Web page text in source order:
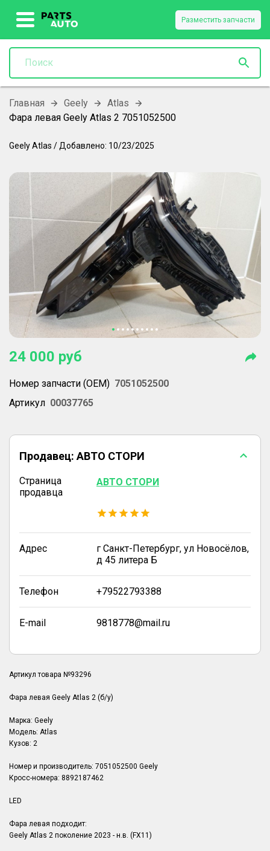
Разместить запчасти
Главная Geely
Atlas
Фара левая Geely Atlas 2 7051052500
GeelyAtlas / Добавлено: 10/23/2025
24 000 руб
Номер запчасти (OEM) 7051052500
Артикул 00037765
Продавец: АВТО СТОРИ
Страница
продавца
АВТО СТОРИ
Адрес
г Санкт-Петербург, ул Новосёлов,
д 45 литера Б
Телефон +79522793388
E-mail 9818778@mail.ru
Артикул товара №93296
Фара левая Geely Atlas 2 (б/у)
Марка: Geely
Модель: Atlas
Кузов: 2
Номер и производитель: 7051052500 Geely
Кросс-номера: 8892187462
LED
Фара левая подходит:
Geely Atlas 2 поколение 2023 - н.в. (FX11)